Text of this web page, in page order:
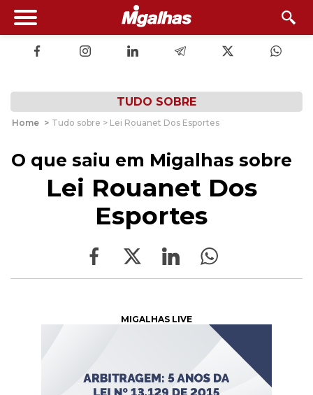
TUDO SOBRE
Home > Tudo sobre > Lei Rouanet Dos Esportes
O que saiu em Migalhas sobre
Lei Rouanet Dos
Esportes
MIGALHAS LIVE